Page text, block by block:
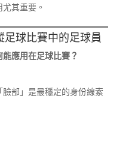
其重要。
足球比賽中的足球員
應用在足球比賽？
部」是最穩定的身份線索